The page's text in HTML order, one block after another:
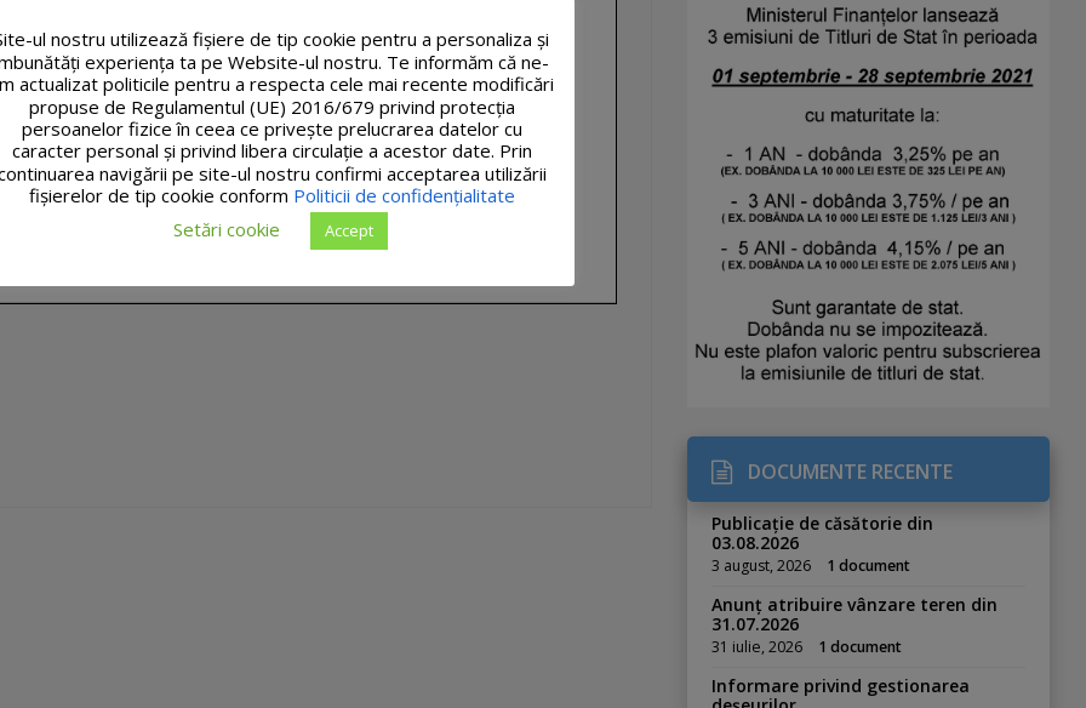
DOCUMENTE RECENTE
Publicație de căsătorie din
03.08.2026
3 august, 2026 1 document
Anunț atribuire vânzare teren din
31.07.2026
31 iulie, 2026 1 document
Informare privind gestionarea
ul nostru utilizează fişiere de tip cookie pentru a personaliza și
experiența ta pe Website-ul nostru. Te informăm că ne-
actualizat politicile pentru a respecta cele mai recente modificări
propuse de Regulamentul (UE) 2016/679 privind protecția
persoanelor fizice în ceea ce privește prelucrarea datelor cu
caracter personal și privind libera circulație a acestor date. Prin
navigării pe site-ul nostru confirmi acceptarea utilizării
fişierelor de tip cookie conform Politicii de confidențialitate
Setări cookie
Accept